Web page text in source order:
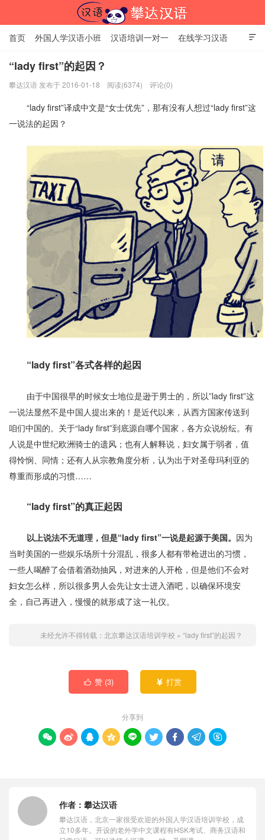

首页 外国人学汉语小班 汉语培训一对一 在线学习汉语
中国文化体验课 HSK考试时间
关于我们 加入【攀达汉语】
“lady first”的起因？
攀达汉语 发布于 2016-01-18 阅读(6374) 评论(0)
“lady first”译成中文是“女士优先”，那有没有人想过“lady first”这
一说法的起因？
“lady first”各式各样的起因
由于中国很早的时候女士地位是逊于男士的，所以”lady first”这
一说法显然不是中国人提出来的！是近代以来，从西方国家传送到
咱们中国的。关于“lady first”到底源自哪个国家，各方众说纷纭。有
人说是中世纪欧洲骑士的遗风；也有人解释说，妇女属于弱者，值
得怜悯、同情；还有人从宗教角度分析，认为出于对圣母玛利亚的
尊重而形成的习惯……
“lady first”的真正起因
以上说法不无道理，但是“lady first”一说是起源于美国。 因为
当时美国的一些娱乐场所十分混乱，很多人都有带枪进出的习惯，
一些人喝醉了会借着酒劲抽风，对进来的人开枪，但是他们不会对
妇女怎么样，所以很多男人会先让女士进入酒吧，以确保环境安
全，自己再进入，慢慢的就形成了这一礼仪。
未经允许不得转载： 北京攀达汉语培训学校 » “lady first”的起因？
 赞 (3)  打赏
分享到
        
作者： 攀达汉语
攀达汉语，北京一家很受欢迎的外国人学汉语培训学校，成
立10多年。开设的老外学中文课程有HSK考试、商务汉语和